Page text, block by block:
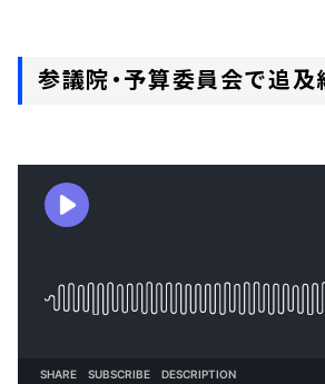
参議院・予算委員会で追及